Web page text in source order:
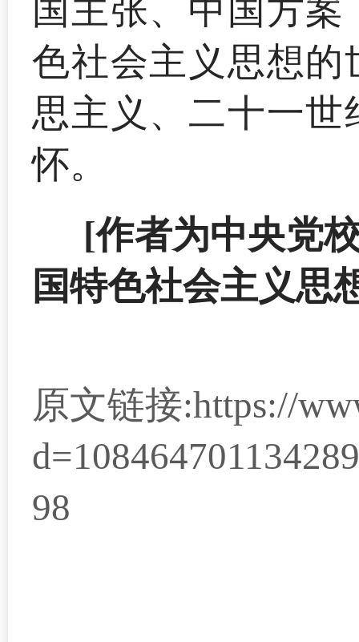
国主张、中国方
色社会主义思想
思主义、二十一
怀。
[作者为中央党
国特色社会主义思
原文链接:https://
98